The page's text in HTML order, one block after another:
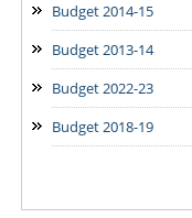
Budget 2014-15
Budget 2013-14
Budget 2022-23
Budget 2018-19